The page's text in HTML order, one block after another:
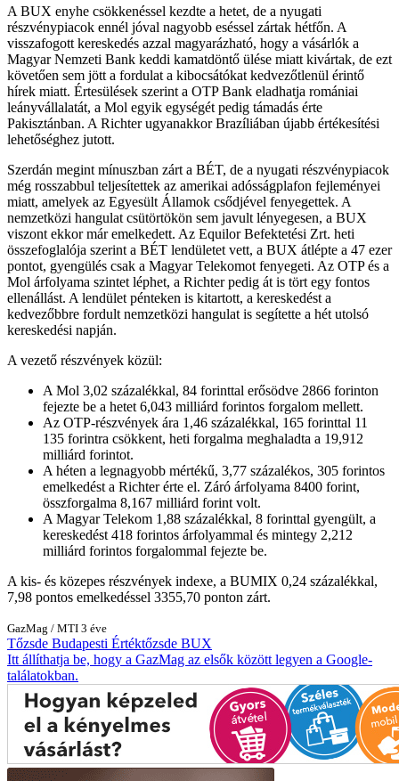
A BUX enyhe csökkenéssel kezdte a hetet, de a nyugati
részvénypiacok ennél jóval nagyobb eséssel zártak hétfőn. A
visszafogott kereskedés azzal magyarázható, hogy a vásárlók a
Magyar Nemzeti Bank keddi kamatdöntő ülése miatt kivártak, de ezt
követően sem jött a fordulat a kibocsátókat kedvezőtlenül érintő
hírek miatt. Értesülések szerint a OTP Bank eladhatja romániai
leányvállalatát, a Mol egyik egységét pedig támadás érte
Pakisztánban. A Richter ugyanakkor Brazíliában újabb értékesítési
lehetőséghez jutott.
Szerdán megint mínuszban zárt a BÉT, de a nyugati részvénypiacok
még rosszabbul teljesítettek az amerikai adósságplafon fejleményei
miatt, amelyek az Egyesült Államok csődjével fenyegettek. A
nemzetközi hangulat csütörtökön sem javult lényegesen, a BUX
viszont ekkor már emelkedett. Az Equilor Befektetési Zrt. heti
összefoglalója szerint a BÉT lendületet vett, a BUX átlépte a 47 ezer
pontot, gyengülés csak a Magyar Telekomot fenyegeti. Az OTP és a
Mol árfolyama szintet léphet, a Richter pedig át is tört egy fontos
ellenállást. A lendület pénteken is kitartott, a kereskedést a
kedvezőbbre fordult nemzetközi hangulat is segítette a hét utolsó
kereskedési napján.
A vezető részvények közül:
A Mol 3,02 százalékkal, 84 forinttal erősödve 2866 forinton
fejezte be a hetet 6,043 milliárd forintos forgalom mellett.
Az OTP-részvények ára 1,46 százalékkal, 165 forinttal 11
135 forintra csökkent, heti forgalma meghaladta a 19,912
milliárd forintot.
A héten a legnagyobb mértékű, 3,77 százalékos, 305 forintos
emelkedést a Richter érte el. Záró árfolyama 8400 forint,
összforgalma 8,167 milliárd forint volt.
A Magyar Telekom 1,88 százalékkal, 8 forinttal gyengült, a
kereskedést 418 forintos árfolyammal és mintegy 2,212
milliárd forintos forgalommal fejezte be.
A kis- és közepes részvények indexe, a BUMIX 0,24 százalékkal,
7,98 pontos emelkedéssel 3355,70 ponton zárt.
GazMag / MTI 3 éve
Tőzsde Budapesti Értéktőzsde BUX
Itt állíthatja be, hogy a GazMag az elsők között legyen a Google-
találatokban.